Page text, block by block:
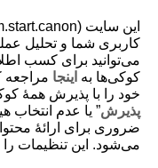
functions.
کاربری شما و تحلیل
می‌توانید برای کسب
کوکی‌ها به اینجا مراجعه
خود را با پذیرش همۀ
پذیرش” یا عدم انتخاب
ضروری برای ارائۀ
می‌شود. این تنظیمات را